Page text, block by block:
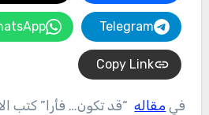
Telegram
Copy Link
في مقاله“قد تكون… فأرا” كتب